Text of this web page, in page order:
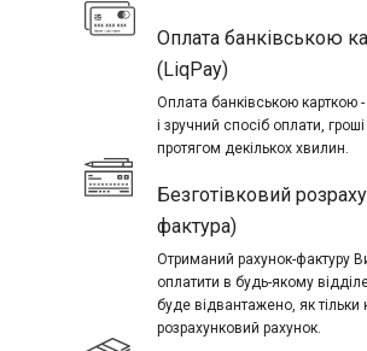
Оплата банківською
(LiqPay)
Оплата банківською карткою
і зручний спосіб оплати,
протягом декількох хвилин.
Безготівковий
фактура)
Отриманий рахунок-фактуру
оплатити в будь-якому
буде відвантажено, як тільки
розрахунковий рахунок.